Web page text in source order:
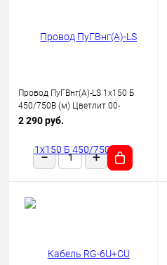
Провод ПуГВнг(А)-LS 1х150 Б
450/750В (м) Цветлит 00-
00130523
2 290 руб.